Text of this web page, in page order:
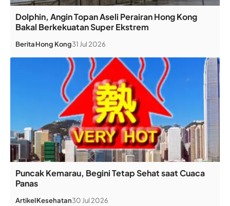
Dolphin, Angin Topan Aseli Perairan Hong Kong
Bakal Berkekuatan Super Ekstrem
BeritaHong Kong31 Jul 2026
Puncak Kemarau, Begini Tetap Sehat saat Cuaca
Panas
ArtikelKesehatan30 Jul 2026